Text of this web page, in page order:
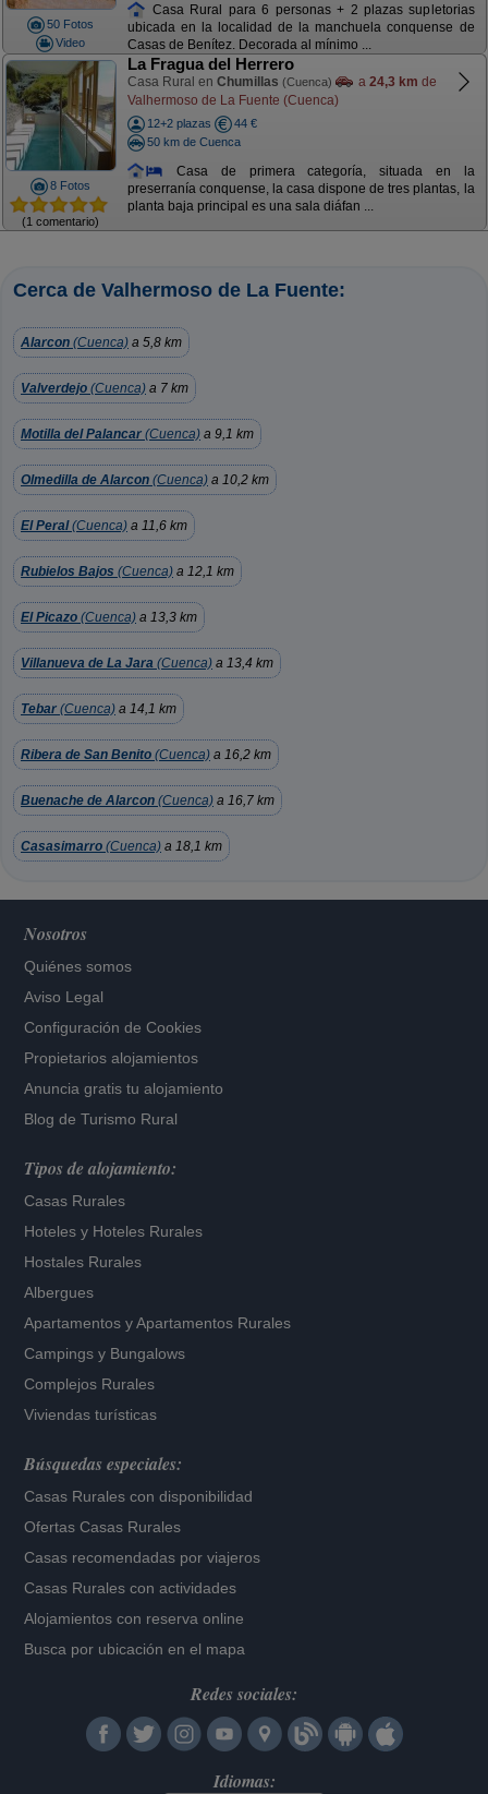
50 Fotos
Video
Casa Rural para 6 personas + 2 plazas supletorias
ubicada en la localidad de la manchuela conquense de
Casas de Benítez. Decorada al mínimo ...
8 Fotos
(1 comentario)
La Fragua del Herrero
Casa Rural en Chumillas (Cuenca) a 24,3 km de
Valhermoso de La Fuente (Cuenca)
12+2 plazas
44 €
50 km de Cuenca
Casa de primera categoría, situada en la
preserranía conquense, la casa dispone de tres plantas, la
planta baja principal es una sala diáfan ...
Cerca de Valhermoso de La Fuente:
Alarcon (Cuenca) a 5,8 km
Valverdejo (Cuenca) a 7 km
Motilla del Palancar (Cuenca) a 9,1 km
Olmedilla de Alarcon (Cuenca) a 10,2 km
El Peral(Cuenca) a 11,6 km
Rubielos Bajos (Cuenca) a 12,1 km
El Picazo (Cuenca) a 13,3 km
Villanueva de La Jara (Cuenca) a 13,4 km
Tebar (Cuenca) a 14,1 km
Ribera de San Benito (Cuenca) a 16,2 km
Buenache de Alarcon (Cuenca) a 16,7 km
Casasimarro (Cuenca) a 18,1 km
Nosotros
Quiénes somos
Aviso Legal
Configuración de Cookies
Propietarios alojamientos
Anuncia gratis tu alojamiento
Blog de Turismo Rural
Tipos de alojamiento:
Casas Rurales
Hoteles y Hoteles Rurales
Hostales Rurales
Albergues
Apartamentos yApartamentos Rurales
Campings y Bungalows
Complejos Rurales
Viviendas turísticas
Búsquedas especiales:
Casas Rurales con disponibilidad
Ofertas Casas Rurales
Casas recomendadas por viajeros
Casas Rurales con actividades
Alojamientos con reserva online
Busca por ubicación en el mapa
Redes sociales:
Idiomas: